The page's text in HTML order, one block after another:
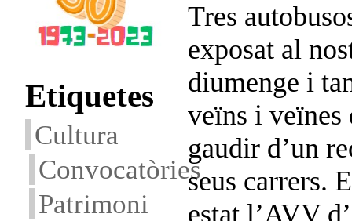
Etiquetes
Cultura
Convocatòries
Patrimoni
Tres
exposat al
diumenge i
veïns i veïnes
gaudir d’un
seus carrers.
estat l’AVV